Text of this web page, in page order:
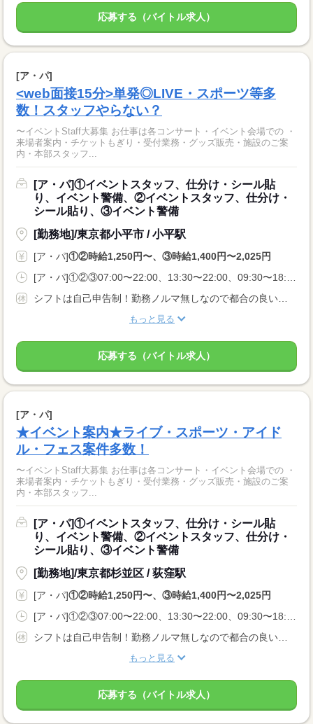
応募する（バイトル求人）
[ア・パ]
<web面接15分>単発◎LIVE・スポーツ等多
数！スタッフやらない？
〜イベントStaff大募集 お仕事は各コンサート・イベント会場での ・
来場者案内・チケットもぎり・受付業務・グッズ販売・施設のご案
内・本部スタッフ...
[ア・パ]①イベントスタッフ、仕分け・シール貼
り、イベント警備、②イベントスタッフ、仕分け・
シール貼り、③イベント警備
[勤務地]/東京都小平市 / 小平駅
[ア・パ]①②時給1,250円〜、③時給1,400円〜2,025円
[ア・パ]①②③07:00〜22:00、13:30〜22:00、09:30〜18:00
シフトは自己申告制！勤務ノルマ無しなので都合の良い日に勤務ができます！休日設定も自由！
もっと見る
応募する（バイトル求人）
[ア・パ]
★イベント案内★ライブ・スポーツ・アイド
ル・フェス案件多数！
〜イベントStaff大募集 お仕事は各コンサート・イベント会場での ・
来場者案内・チケットもぎり・受付業務・グッズ販売・施設のご案
内・本部スタッフ...
[ア・パ]①イベントスタッフ、仕分け・シール貼
り、イベント警備、②イベントスタッフ、仕分け・
シール貼り、③イベント警備
[勤務地]/東京都杉並区 / 荻窪駅
[ア・パ]①②時給1,250円〜、③時給1,400円〜2,025円
[ア・パ]①②③07:00〜22:00、13:30〜22:00、09:30〜18:00
シフトは自己申告制！勤務ノルマ無しなので都合の良い日に勤務ができます！休日設定も自由！
もっと見る
応募する（バイトル求人）